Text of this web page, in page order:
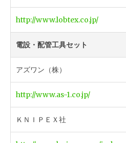
http://www.lobtex.co.jp/
電設・配管工具セット
アズワン（株）
http://www.as-1.co.jp/
ＫＮＩＰＥＸ社